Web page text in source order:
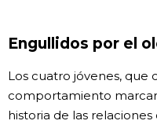
Engullidos por el
Los cuatro jóvenes, que
comportamiento
historia de las